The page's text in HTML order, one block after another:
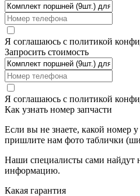
Я соглашаюсь с политикой
Запросить стоимость
Я соглашаюсь с политикой
Как узнать номер запчасти
Если вы не знаете, какой номер у
пришлите нам фото таблички
Наши специалисты сами
информацию.
Какая гарантия